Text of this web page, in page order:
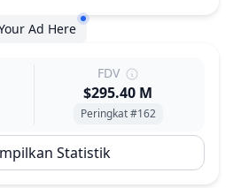
Ad Here
FDV
$295.40 M
Peringkat #162
Statistik